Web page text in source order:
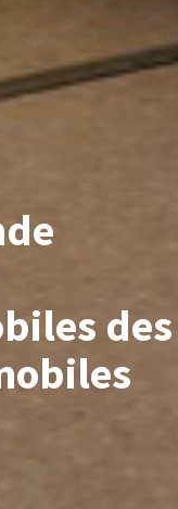
des